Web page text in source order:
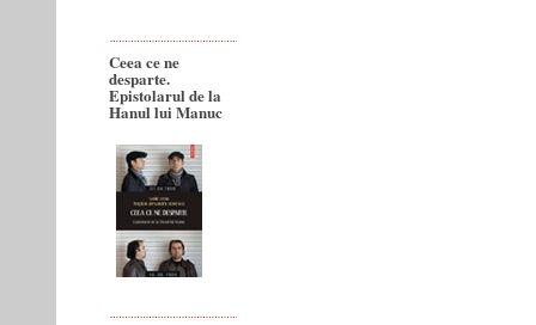
Ceea ce ne
desparte.
Epistolarul de la
Hanul lui Manuc